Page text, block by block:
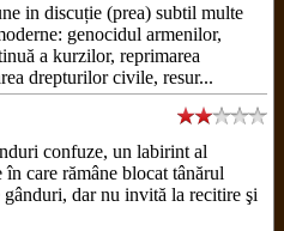
in discuție (prea) subtil multe
genocidul armenilor,
a kurzilor, reprimarea
drepturilor civile, resur...
confuze, un labirint al
care rămâne blocat tânărul
dar nu invită la recitire şi